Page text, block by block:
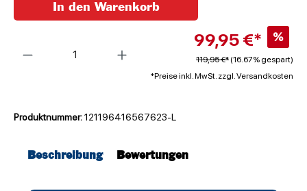
99,95 €* %
119,95 €* (16.67% gespart)
*Preise inkl. MwSt. zzgl. Versandkosten
In den Warenkorb
Produktnummer:121196416567623-L
Beschreibung Bewertungen